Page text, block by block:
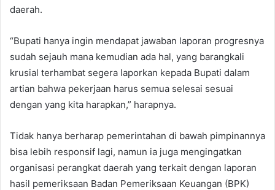
daerah.
“Bupati hanya ingin mendapat jawaban laporan progresnya
sudah sejauh mana kemudian ada hal, yang barangkali
krusial terhambat segera laporkan kepada Bupati dalam
artian bahwa pekerjaan harus semua selesai sesuai
dengan yang kita harapkan,” harapnya.
Tidak hanya berharap pemerintahan di bawah pimpinannya
bisa lebih responsif lagi, namun ia juga mengingatkan
organisasi perangkat daerah yang terkait dengan laporan
hasil pemeriksaan Badan Pemeriksaan Keuangan (BPK)